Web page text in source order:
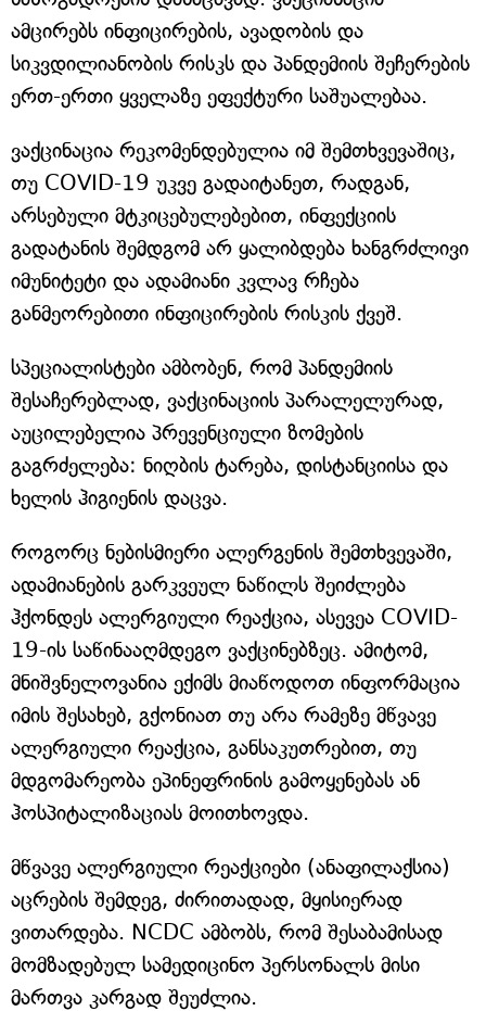
ამცირებს ინფიცირების, ავადობის და
სიკვდილიანობის რისკს და პანდემიის შეჩერების
ერთ-ერთი ყველაზე ეფექტური საშუალებაა.
ვაქცინაცია რეკომენდებულია იმ შემთხვევაშიც,
თუ COVID-19 უკვე გადაიტანეთ, რადგან,
არსებული მტკიცებულებებით, ინფექციის
გადატანის შემდგომ არ ყალიბდება ხანგრძლივი
იმუნიტეტი და ადამიანი კვლავ რჩება
განმეორებითი ინფიცირების რისკის ქვეშ.
სპეციალისტები ამბობენ, რომ პანდემიის
შესაჩერებლად, ვაქცინაციის პარალელურად,
აუცილებელია პრევენციული ზომების
გაგრძელება: ნიღბის ტარება, დისტანციისა და
ხელის ჰიგიენის დაცვა.
როგორც ნებისმიერი ალერგენის შემთხვევაში,
ადამიანების გარკვეულ ნაწილს შეიძლება
ჰქონდეს ალერგიული რეაქცია, ასევეა COVID-
19-ის საწინააღმდეგო ვაქცინებზეც. ამიტომ,
მნიშვნელოვანია ექიმს მიაწოდოთ ინფორმაცია
იმის შესახებ, გქონიათ თუ არა რამეზე მწვავე
ალერგიული რეაქცია, განსაკუთრებით, თუ
მდგომარეობა ეპინეფრინის გამოყენებას ან
ჰოსპიტალიზაციას მოითხოვდა.
მწვავე ალერგიული რეაქციები (ანაფილაქსია)
აცრების შემდეგ, ძირითადად, მყისიერად
ვითარდება. NCDC ამბობს, რომ შესაბამისად
მომზადებულ სამედიცინო პერსონალს მისი
მართვა კარგად შეუძლია.